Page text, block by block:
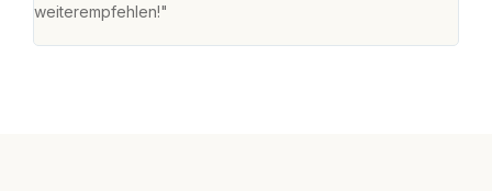
weiterempfehlen!"